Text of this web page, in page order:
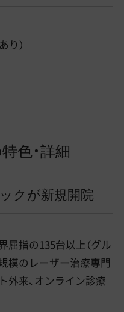
り）
色・詳細
クが新規開院
屈指の135台以上（グル
模のレーザー治療専門
外来、オンライン診療